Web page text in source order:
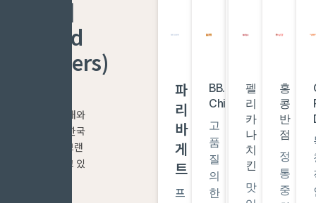
파트너
(Brand
Partners)
Group은 아래와
같은 다양한 한국
프랜차이즈 브랜
드와 협력하고 있
파
리
바
게
트
프
BB.Q
Chicken
고
품
질
의
한
뚜
레
쥬
르
신
선
한
School
Food
전
통
적
인
한
펠
리
카
나
치
킨
맛
홍
콩
반
점
정
통
중